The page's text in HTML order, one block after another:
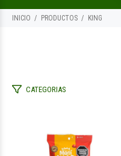
INICIO PRODUCTOS KING
CATEGORIAS